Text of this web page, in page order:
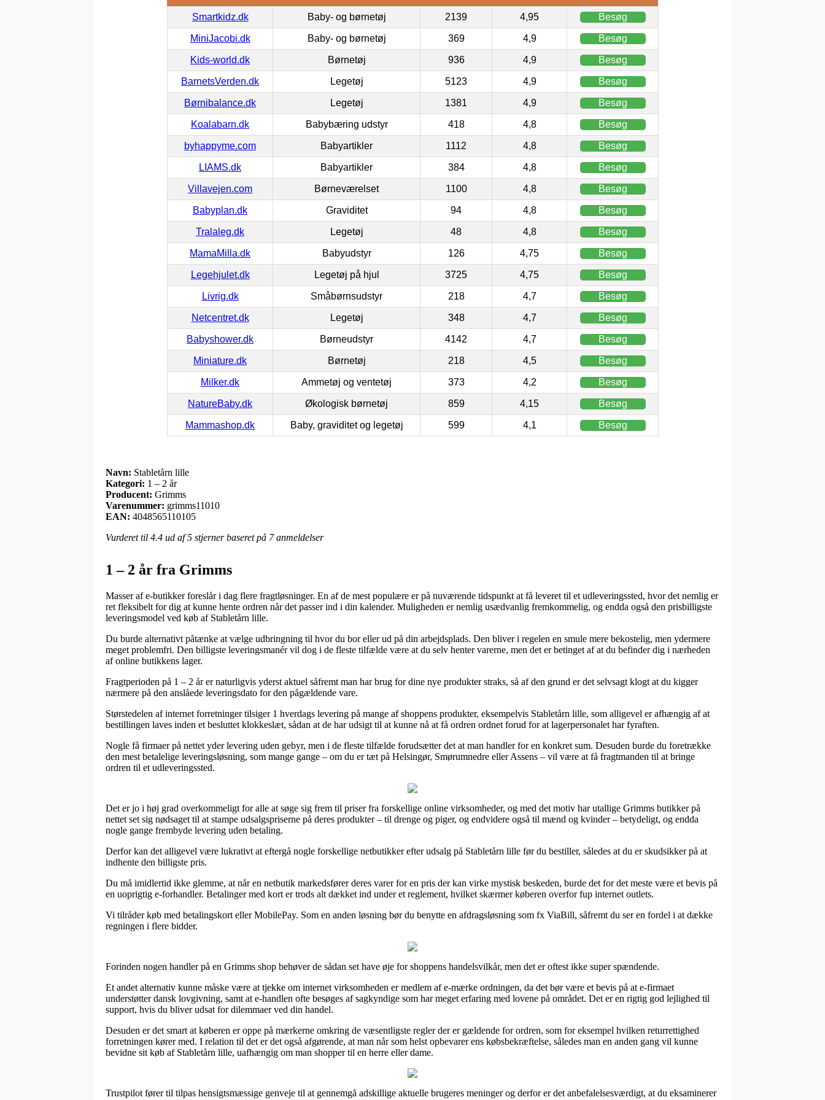
Smartkidz.dk Baby- og børnetøj 2139 4,95 Besøg
MiniJacobi.dk Baby- og børnetøj 369 4,9 Besøg
Kids-world.dk Børnetøj 936 4,9 Besøg
BarnetsVerden.dk Legetøj 5123 4,9 Besøg
Børnibalance.dk Legetøj 1381 4,9 Besøg
Koalabarn.dk Babybæring udstyr 418 4,8 Besøg
byhappyme.com Babyartikler 1112 4,8 Besøg
LIAMS.dk Babyartikler 384 4,8 Besøg
Villavejen.com Børneværelset 1100 4,8 Besøg
Babyplan.dk Graviditet 94 4,8 Besøg
Tralaleg.dk Legetøj 48 4,8 Besøg
MamaMilla.dk Babyudstyr 126 4,75 Besøg
Legehjulet.dk Legetøj på hjul 3725 4,75 Besøg
Livrig.dk Småbørnsudstyr 218 4,7 Besøg
Netcentret.dk Legetøj 348 4,7 Besøg
Babyshower.dk Børneudstyr 4142 4,7 Besøg
Miniature.dk Børnetøj 218 4,5 Besøg
Milker.dk Ammetøj og ventetøj 373 4,2 Besøg
NatureBaby.dk Økologisk børnetøj 859 4,15 Besøg
Mammashop.dk Baby, graviditet og legetøj 599 4,1 Besøg
Navn: Stabletårn lille
Kategori: 1 – 2 år
Producent: Grimms
Varenummer: grimms11010
EAN: 4048565110105
Vurderet til 4.4 ud af 5 stjerner baseret på 7anmeldelser
1 – 2 år fra Grimms
Masser af e-butikker foreslår i dag flere fragtløsninger. En af de mest populære er på nuværende tidspunkt at få leveret til et udleveringssted, hvor det nemlig er
ret fleksibelt for dig at kunne hente ordren når det passer ind i din kalender. Muligheden er nemlig usædvanlig fremkommelig, og endda også den prisbilligste
leveringsmodel ved køb af Stabletårn lille.
Du burde alternativt påtænke at vælge udbringning til hvor du bor eller ud på din arbejdsplads. Den bliver i regelen en smule mere bekostelig, men ydermere
meget problemfri. Den billigste leveringsmanér vil dog i de fleste tilfælde være at du selv henter varerne, men det er betinget af at du befinder dig i nærheden
af online butikkens lager.
Fragtperioden på 1 – 2 år er naturligvis yderst aktuel såfremt man har brug for dine nye produkter straks, så af den grund er det selvsagt klogt at du kigger
nærmere på den anslåede leveringsdato for den pågældende vare.
Størstedelen af internet forretninger tilsiger 1 hverdags levering på mange af shoppens produkter, eksempelvis Stabletårn lille, som alligevel er afhængig af at
bestillingen laves inden et besluttet klokkeslæt, sådan at de har udsigt til at kunne nå at få ordren ordnet forud for at lagerpersonalet har fyraften.
Nogle få firmaer på nettet yder levering uden gebyr, men i de fleste tilfælde forudsætter det at man handler for en konkret sum. Desuden burde du foretrække
den mest betalelige leveringsløsning, som mange gange – om du er tæt på Helsingør, Smørumnedre eller Assens – vil være at få fragtmanden til at bringe
ordren til et udleveringssted.
Det er jo i høj grad overkommeligt for alle at søge sig frem til priser fra forskellige online virksomheder, og med det motiv har utallige Grimms butikker på
nettet set sig nødsaget til at stampe udsalgspriserne på deres produkter – til drenge og piger, og endvidere også til mænd og kvinder – betydeligt, og endda
nogle gange frembyde levering uden betaling.
Derfor kan det alligevel være lukrativt at eftergå nogle forskellige netbutikker efter udsalg på Stabletårn lille før du bestiller, således at du er skudsikker på at
indhente den billigste pris.
Du må imidlertid ikke glemme, at når en netbutik markedsfører deres varer for en pris der kan virke mystisk beskeden, burde det for det meste være et bevis på
en uoprigtig e-forhandler. Betalinger med kort er trods alt dækket ind under et reglement, hvilket skærmer køberen overfor fup internet outlets.
Vi tilråder køb med betalingskort eller MobilePay. Som en anden løsning bør du benytte en afdragsløsning som fx ViaBill, såfremt du ser en fordel i at dække
regningen i flere bidder.
Forinden nogen handler på en Grimms shop behøver de sådan set have øje for shoppens handelsvilkår, men det er oftest ikke super spændende.
Et andet alternativ kunne måske være at tjekke om internet virksomheden er medlem af e-mærke ordningen, da det bør være et bevis på at e-firmaet
understøtter dansk lovgivning, samt at e-handlen ofte besøges af sagkyndige som har meget erfaring med lovene på området. Det er en rigtig god lejlighed til
support, hvis du bliver udsat for dilemmaer ved din handel.
Desuden er det smart at køberen er oppe på mærkerne omkring de væsentligste regler der er gældende for ordren, som for eksempel hvilken returrettighed
forretningen kører med. I relation til det er det også afgørende, at man når som helst opbevarer ens købsbekræftelse, således man en anden gang vil kunne
bevidne sit køb af Stabletårn lille, uafhængig om man shopper til en herre eller dame.
Trustpilot fører til tilpas hensigtsmæssige genveje til at gennemgå adskillige aktuelle brugeres meninger og derfor er det anbefalelsesværdigt, at du eksaminerer